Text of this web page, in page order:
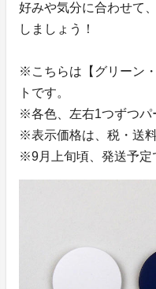
好みや気分に合わせて
しましょう！
※こちらは【グリーン
トです。
※各色、左右1つずつパ
※表示価格は、税・送料
※9月上旬頃、発送予定